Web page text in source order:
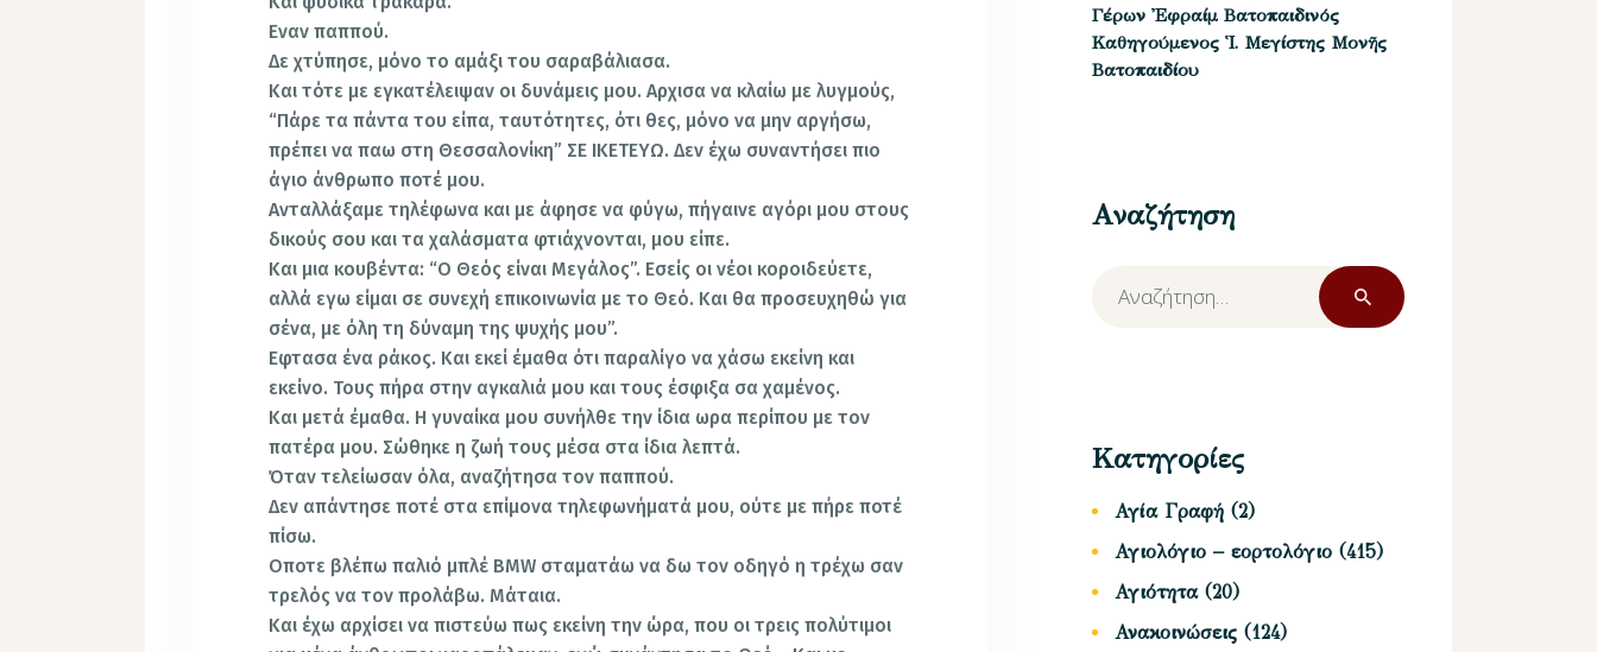
Εναν παππού.
Δε χτύπησε, μόνο το αμάξι του σαραβάλιασα.
Και τότε με εγκατέλειψαν οι δυνάμεις μου. Αρχισα να κλαίω με λυγμούς,
“Πάρε τα πάντα του είπα, ταυτότητες, ότι θες, μόνο να μην αργήσω,
πρέπει να παω στη Θεσσαλονίκη” ΣΕ ΙΚΕΤΕΥΩ. Δεν έχω συναντήσει πιο
άγιο άνθρωπο ποτέ μου.
Ανταλλάξαμε τηλέφωνα και με άφησε να φύγω, πήγαινε αγόρι μου στους
δικούς σου και τα χαλάσματα φτιάχνονται, μου είπε.
Και μια κουβέντα: “Ο Θεός είναι Μεγάλος”. Εσείς οι νέοι κοροιδεύετε,
αλλά εγω είμαι σε συνεχή επικοινωνία με το Θεό. Και θα προσευχηθώ για
σένα, με όλη τη δύναμη της ψυχής μου”.
Εφτασα ένα ράκος. Και εκεί έμαθα ότι παραλίγο να χάσω εκείνη και
εκείνο. Τους πήρα στην αγκαλιά μου και τους έσφιξα σα χαμένος.
Και μετά έμαθα. Η γυναίκα μου συνήλθε την ίδια ωρα περίπου με τον
πατέρα μου. Σώθηκε η ζωή τους μέσα στα ίδια λεπτά.
Όταν τελείωσαν όλα, αναζήτησα τον παππού.
Δεν απάντησε ποτέ στα επίμονα τηλεφωνήματά μου, ούτε με πήρε ποτέ
πίσω.
Οποτε βλέπω παλιό μπλέ BMW σταματάω να δω τον οδηγό η τρέχω σαν
τρελός να τον προλάβω. Μάταια.
Και έχω αρχίσει να πιστεύω πως εκείνη την ώρα, που οι τρεις πολύτιμοι
Γέρων Ἐφραίμ Βατοπαιδινός
Καθηγούμενος Ἱ. Μεγίστης Μονῆς
Βατοπαιδίου
Αναζήτηση
Αναζήτηση
για:
Κατηγορίες
Αγία Γραφή (2)
Αγιολόγιο – εορτολόγιο (415)
Αγιότητα(20)
Ανακοινώσεις (124)